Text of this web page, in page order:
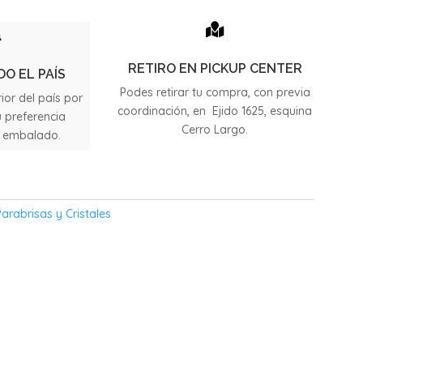
EL PAÍS
del país por
preferencia

RETIRO EN PICKUP CENTER
Podes retirar tu compra, con previa
coordinación, en Ejido 1625, esquina
Cerro Largo.
y Cristales